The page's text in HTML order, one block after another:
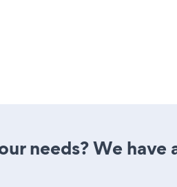
needs? We have